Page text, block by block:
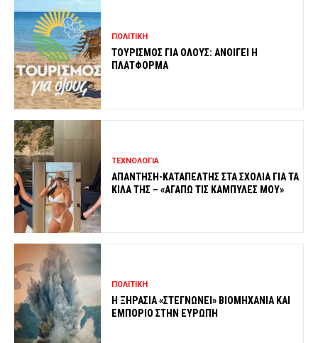
ΠΟΛΙΤΙΚΗ
ΤΟΥΡΙΣΜΟΣ ΓΙΑ ΟΛΟΥΣ: ΑΝΟΙΓΕΙ Η
ΠΛΑΤΦΟΡΜΑ
ΤΕΧΝΟΛΟΓΙΑ
ΑΠΑΝΤΗΣΗ-ΚΑΤΑΠΕΛΤΗΣ ΣΤΑ ΣΧΟΛΙΑ ΓΙΑ ΤΑ
ΚΙΛΑ ΤΗΣ – «ΑΓΑΠΩ ΤΙΣ ΚΑΜΠΥΛΕΣ ΜΟΥ»
ΠΟΛΙΤΙΚΗ
Η ΞΗΡΑΣΙΑ «ΣΤΕΓΝΩΝΕΙ» ΒΙΟΜΗΧΑΝΙΑ ΚΑΙ
ΕΜΠΟΡΙΟ ΣΤΗΝ ΕΥΡΩΠΗ